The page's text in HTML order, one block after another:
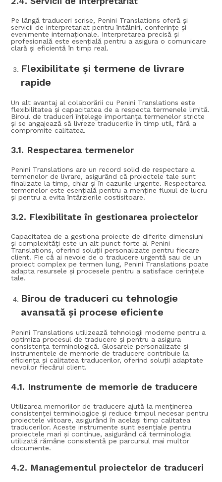
Pe lângă traduceri scrise, Penini Translations oferă și
servicii de interpretariat pentru întâlniri, conferințe și
evenimente internaționale. Interpretarea precisă și
profesională este esențială pentru a asigura o comunicare
clară și eficientă în timp real.
Flexibilitate și termene de livrare
rapide
Un alt avantaj al colaborării cu Penini Translations este
flexibilitatea și capacitatea de a respecta termenele limită.
Biroul de traduceri înțelege importanța termenelor stricte
și se angajează să livreze traducerile în timp util, fără a
compromite calitatea.
3.1. Respectarea termenelor
Penini Translations are un record solid de respectare a
termenelor de livrare, asigurând că proiectele tale sunt
finalizate la timp, chiar și în cazurile urgente. Respectarea
termenelor este esențială pentru a menține fluxul de lucru
și pentru a evita întârzierile costisitoare.
3.2. Flexibilitate în gestionarea proiectelor
Capacitatea de a gestiona proiecte de diferite dimensiuni
și complexități este un alt punct forte al Penini
Translations, oferind soluții personalizate pentru fiecare
client. Fie că ai nevoie de o traducere urgentă sau de un
proiect complex pe termen lung, Penini Translations poate
adapta resursele și procesele pentru a satisface cerințele
tale.
Birou de traduceri cu tehnologie
avansată și procese eficiente
Penini Translations utilizează tehnologii moderne pentru a
optimiza procesul de traducere și pentru a asigura
consistența terminologică. Glosarele personalizate și
instrumentele de memorie de traducere contribuie la
eficiența și calitatea traducerilor, oferind soluții adaptate
nevoilor fiecărui client.
4.1. Instrumente de memorie de traducere
Utilizarea memoriilor de traducere ajută la menținerea
consistenței terminologice și reduce timpul necesar pentru
proiectele viitoare, asigurând în același timp calitatea
traducerilor. Aceste instrumente sunt esențiale pentru
proiectele mari și continue, asigurând că terminologia
utilizată rămâne consistentă pe parcursul mai multor
documente.
4.2. Managementul proiectelor de traduceri